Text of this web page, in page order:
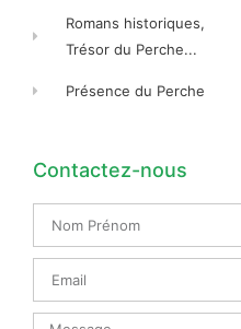
Romans historiques,
Trésor du Perche...
Présence du Perche
Contactez-nous
Prénom
Message